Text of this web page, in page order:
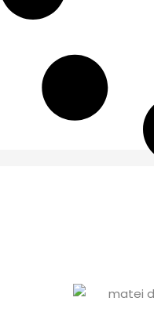
Remember me